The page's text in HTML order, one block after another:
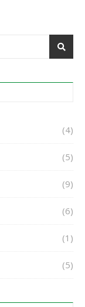
(4)
(5)
(9)
(6)
(1)
(5)